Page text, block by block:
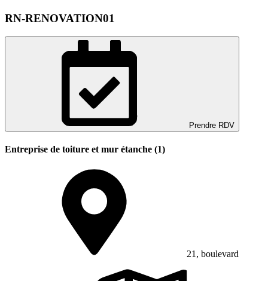
RN-RENOVATION01
Prendre RDV
Entreprise de toiture et mur étanche (1)
21, boulevard